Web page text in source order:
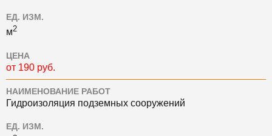
ЕД. ИЗМ.
м2
ЦЕНА
от 190 руб.
НАИМЕНОВАНИЕ РАБОТ
Гидроизоляция подземных сооружений
ЕД. ИЗМ.